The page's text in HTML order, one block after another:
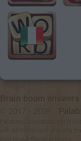
Brain boom answers
© 2017 - 2026 ·
PalabrasConectadas.net is
site. All intellectual property,